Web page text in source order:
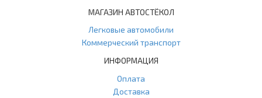
МАГАЗИН АВТОСТЁКОЛ
Легковые автомобили
Коммерческий транспорт
ИНФОРМАЦИЯ
Оплата
Доставка